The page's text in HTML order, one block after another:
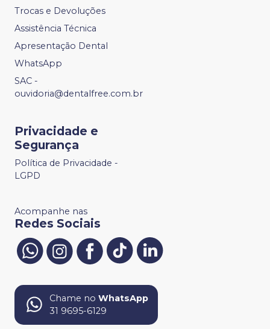
Trocas e Devoluções
Assistência Técnica
Apresentação Dental
WhatsApp
SAC -
ouvidoria@dentalfree.com.br
Privacidade e
Segurança
Política de Privacidade -
LGPD
Acompanhe nas
Redes Sociais
Chame no WhatsApp
31 9695-6129